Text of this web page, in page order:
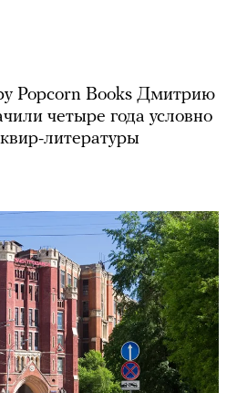
Popcorn Books Дмитрию
четыре года условно
литературы